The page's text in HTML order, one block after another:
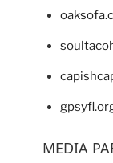
MEDIA